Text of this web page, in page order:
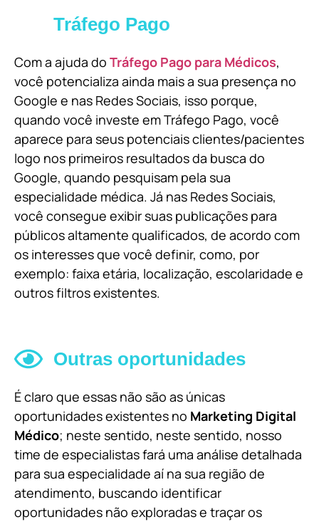
Tráfego Pago
Com a ajuda do Tráfego Pago para Médicos,
você potencializa ainda mais a sua presença no
Google e nas Redes Sociais, isso porque,
quando você investe em Tráfego Pago, você
aparece para seus potenciais clientes/pacientes
logo nos primeiros resultados da busca do
Google, quando pesquisam pela sua
especialidade médica. Já nas Redes Sociais,
você consegue exibir suas publicações para
públicos altamente qualificados, de acordo com
os interesses que você definir, como, por
exemplo: faixa etária, localização, escolaridade e
outros filtros existentes.
Outras oportunidades
É claro que essas não são as únicas
oportunidades existentes no Marketing Digital
Médico; neste sentido, neste sentido, nosso
time de especialistas fará uma análise detalhada
para sua especialidade aí na sua região de
atendimento, buscando identificar
oportunidades não exploradas e traçar os